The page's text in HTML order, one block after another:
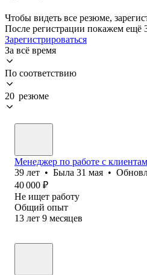
Чтобы видеть все резюме,
После регистрации покажем ещё
Зарегистрироваться
За всё время
По соответствию
20 резюме
Менеджер по работе с
39 лет • Была 31 мая •
40 000 ₽
Не ищет работу
Общий опыт
13 лет 9 месяцев